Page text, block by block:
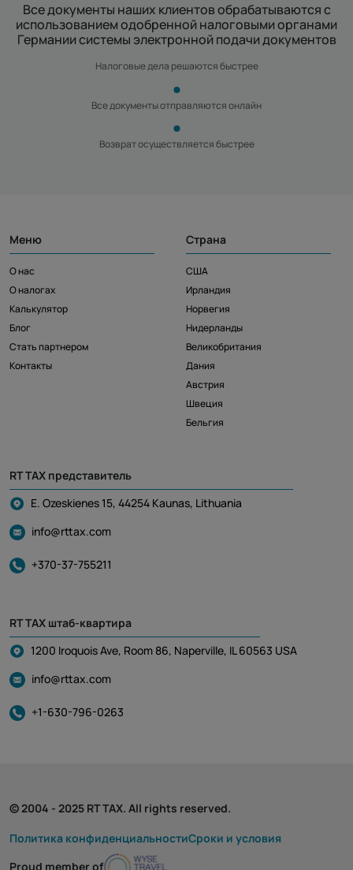
Все документы наших клиентов обрабатываются с
использованием одобренной налоговыми органами
Германии системы электронной подачи документов
Налоговые дела решаются быстрее
Все документы отправляются онлайн
Возврат осуществляется быстрее
Меню
О нас
О налогах
Калькулятор
Блог
Стать партнером
Контакты
Страна
США
Ирландия
Норвегия
Нидерланды
Великобритания
Дания
Австрия
Швеция
Бельгия
RT TAX представитель
E. Ozeskienes 15, 44254 Kaunas, Lithuania
info@rttax.com
+370-37-755211
RT TAX штаб-квартира
1200 Iroquois Ave, Room 86, Naperville, IL 60563 USA
info@rttax.com
+1-630-796-0263
© 2004 - 2025 RT TAX. All rights reserved.
Политика конфиденциальностиCроки и условия
Proud member of